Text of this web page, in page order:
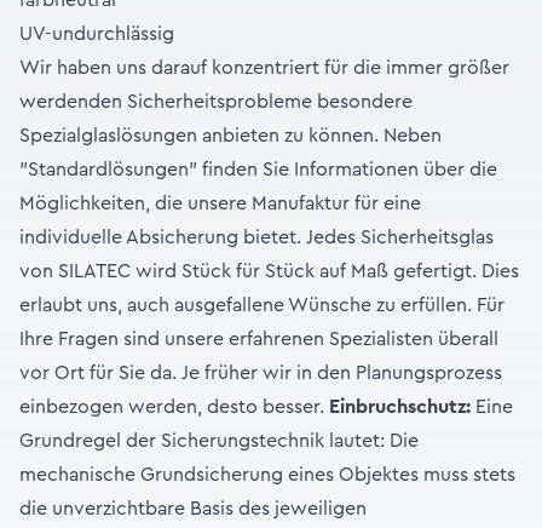
UV-undurchlässig
Wir haben uns darauf konzentriert für die immer größer
werdenden Sicherheitsprobleme besondere
Spezialglaslösungen anbieten zu können. Neben
"Standardlösungen" finden Sie Informationen über die
Möglichkeiten, die unsere Manufaktur für eine
individuelle Absicherung bietet. Jedes Sicherheitsglas
von SILATEC wird Stück für Stück auf Maß gefertigt. Dies
erlaubt uns, auch ausgefallene Wünsche zu erfüllen. Für
Ihre Fragen sind unsere erfahrenen Spezialisten überall
vor Ort für Sie da. Je früher wir in den Planungsprozess
einbezogen werden, desto besser. Einbruchschutz: Eine
Grundregel der Sicherungstechnik lautet: Die
mechanische Grundsicherung eines Objektes muss stets
die unverzichtbare Basis des jeweiligen